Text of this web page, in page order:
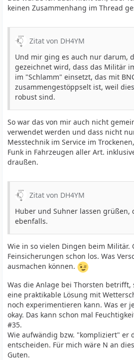
keinen Zusammenhang im Thread
Zitat von DH4YM
Und mir ging es auch nur darum,
gezeichnet wird, dass das Militär
im "Schlamm" einsetzt, das mit
zusammengestöppselt ist, weil
robust sind.
So war das von mir auch nicht
verwendet werden und dass nicht
Messtechnik im Service im
Funk in Fahrzeugen aller Art.
draußen.
Zitat von DH4YM
Huber und Suhner lassen grüßen,
ebenfalls.
Wie in so vielen Dingen beim Militär.
Feinsicherungen schon los. Was
ausmachen können.
Was die Anlage bei Thorsten betrifft,
eine praktikable Lösung mit
noch experimentieren kann. Was er
okay. Das kann schon mal
#35.
Wie aufwändig bzw. "kompliziert" er
entscheiden. Für mich wäre N an
Guten.